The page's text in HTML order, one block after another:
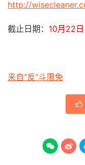
http://
截止日期： 10月22日
来自“反”斗限免

 